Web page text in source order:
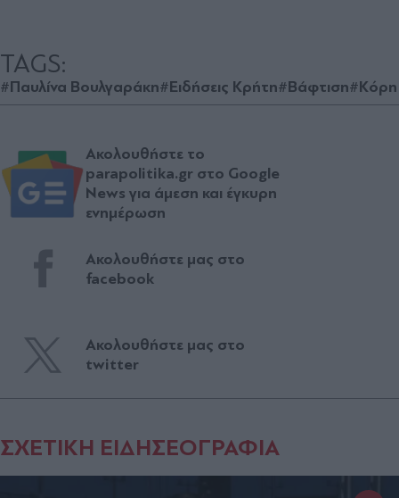
TAGS:
#Παυλίνα Βουλγαράκη#Ειδήσεις Κρήτη#Βάφτιση#Κόρη
Ακολουθήστε το
parapolitika.gr στο Google
News για άμεση και έγκυρη
ενημέρωση
Ακολουθήστε μας στο
facebook
Ακολουθήστε μας στο
twitter
ΣΧΕΤΙΚΗ ΕΙΔΗΣΕΟΓΡΑΦΙΑ